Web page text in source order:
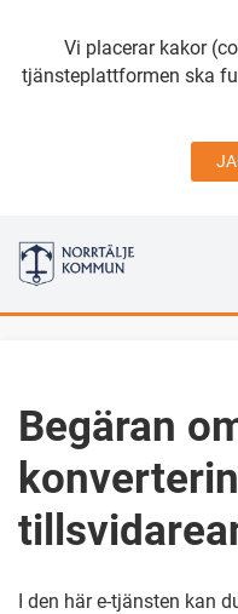
Vi placerar kakor
tjänsteplattformen ska
Begäran
I den här e-tjänsten kan